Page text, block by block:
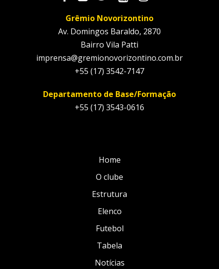
Grêmio Novorizontino
Av. Domingos Baraldo, 2870
Bairro Vila Patti
imprensa@gremionovorizontino.com.br
+55 (17) 3542-7147
Departamento de Base/Formação
+55 (17) 3543-0616
Home
O clube
Estrutura
Elenco
Futebol
Tabela
Notícias